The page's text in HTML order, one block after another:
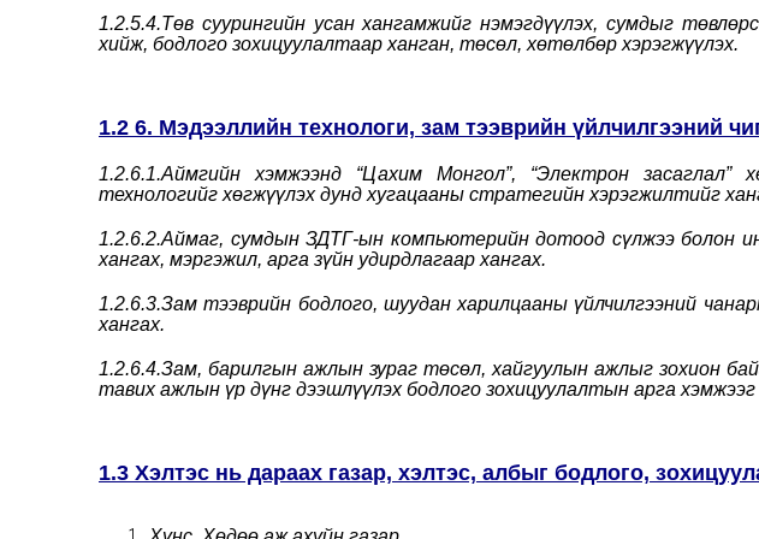
1.2.5.4.Төв суурингийн усан хангамжийг нэмэгдүүлэх, сумдыг
хийж, бодлого зохицуулалтаар ханган, төсөл, хөтөлбөр хэрэгжүүлэх.
1.2 6. Мэдээллийн технологи, зам тээврийн үйлчилгээний
1.2.6.1.Аймгийн хэмжээнд “Цахим Монгол”, “Электрон засаглал”
технологийг хөгжүүлэх дунд хугацааны стратегийн хэрэгжилтийг
1.2.6.2.Аймаг, сумдын ЗДТГ-ын компьютерийн дотоод сүлжээ болон
хангах, мэргэжил, арга зүйн удирдлагаар хангах.
1.2.6.3.Зам тээврийн бодлого, шуудан харилцааны үйлчилгээний
хангах.
1.2.6.4.Зам, барилгын ажлын зураг төсөл, хайгуулын ажлыг зохион
тавих ажлын үр дүнг дээшлүүлэх бодлого зохицуулалтын арга хэмжээг
1.3 Хэлтэс нь дараах газар, хэлтэс, албыг бодлого,